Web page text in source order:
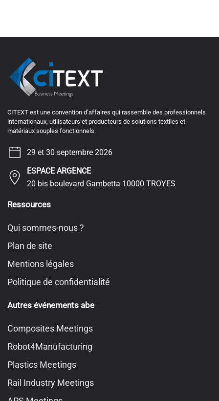
CITEXT est une convention d’affaires qui rassemble des professionnels
internationaux, utilisateurs et producteurs de solutions textiles et
matériaux souples fonctionnels.
29 et 30 septembre 2026
ESPACE ARGENCE
20 bis boulevard Gambetta 10000 TROYES
Ressources
Qui sommes-nous ?
Plan de site
Mentions légales
Politique de confidentialité
Autres événements abe
Composites Meetings
Robot4Manufacturing
Plastics Meetings
Rail Industry Meetings